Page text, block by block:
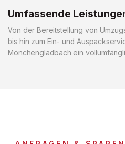
Umfassende
Von der Bereitstellung von
bis hin zum Ein- und
Mönchengladbach ein